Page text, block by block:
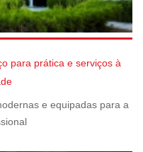
para prática e serviços à
e equipadas para a